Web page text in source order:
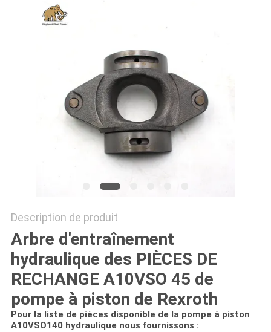
Description de produit
Arbre d'entraînement
hydraulique des PIÈCES DE
RECHANGE A10VSO 45 de
pompe à piston de Rexroth
Pour la liste de pièces disponible de la pompe à piston
A10VSO140 hydraulique nous fournissons :